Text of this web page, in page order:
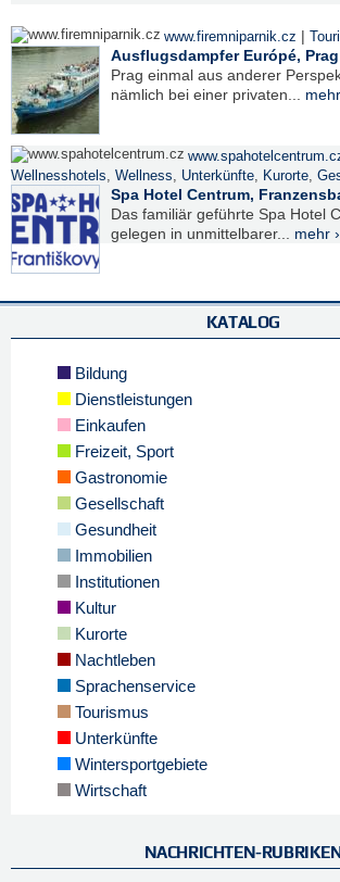
www.firemniparnik.cz |
Ausflugsdampfer Európé, Prag
Prag einmal aus anderer
nämlich bei einer privaten...
Wellnesshotels, Wellness, Unterkünfte, Kurorte,
Spa Hotel Centrum,
Das familiär geführte Spa Hotel
gelegen in unmittelbarer... mehr ›
KATALOG
Bildung
Dienstleistungen
Einkaufen
Freizeit, Sport
Gastronomie
Gesellschaft
Gesundheit
Immobilien
Institutionen
Kultur
Kurorte
Nachtleben
Sprachenservice
Tourismus
Unterkünfte
Wintersportgebiete
Wirtschaft
NACHRICHTEN-